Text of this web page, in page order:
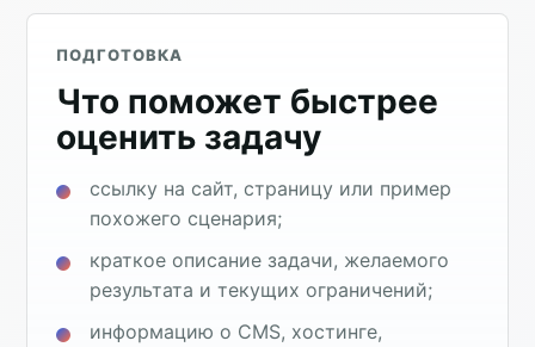
ПОДГОТОВКА
Что поможет быстрее
оценить задачу
ссылку на сайт, страницу или пример
похожего сценария;
краткое описание задачи, желаемого
результата и текущих ограничений;
информацию о CMS, хостинге,